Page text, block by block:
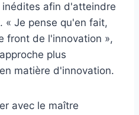
afin d'atteindre
« Je pense qu'en fait,
front de l'innovation »,
plus
matière d'innovation.
avec le maître